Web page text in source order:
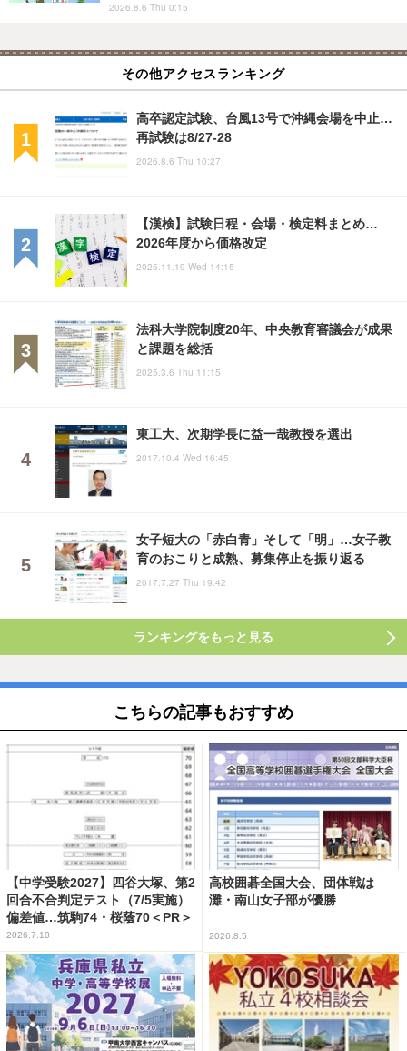
2026.8.6 Thu 0:15
その他アクセスランキング
高卒認定試験、台風13号で沖縄会場を中止…
再試験は8/27-28
2026.8.6 Thu 10:27
【漢検】試験日程・会場・検定料まとめ…
2026年度から価格改定
2025.11.19 Wed 14:15
法科大学院制度20年、中央教育審議会が成果
と課題を総括
2025.3.6 Thu 11:15
東工大、次期学長に益一哉教授を選出
2017.10.4 Wed 16:45
女子短大の「赤白青」そして「明」…女子教
育のおこりと成熟、募集停止を振り返る
2017.7.27 Thu 19:42
ランキングをもっと見る
こちらの記事もおすすめ
【中学受験2027】四谷大塚、第2
回合不合判定テスト（7/5実施）
偏差値…筑駒74・桜蔭70＜PR＞
2026.7.10
高校囲碁全国大会、団体戦は
灘・南山女子部が優勝
2026.8.5